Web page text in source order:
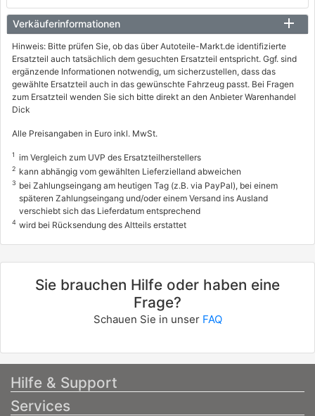
Verkäuferinformationen
Hinweis: Bitte prüfen Sie, ob das über Autoteile-Markt.de identifizierte
Ersatzteil auch tatsächlich dem gesuchten Ersatzteil entspricht. Ggf. sind
ergänzende Informationen notwendig, um sicherzustellen, dass das
gewählte Ersatzteil auch in das gewünschte Fahrzeug passt. Bei Fragen
zum Ersatzteil wenden Sie sich bitte direkt an den Anbieter Warenhandel
Dick
Alle Preisangaben in Euro inkl. MwSt.
1 im Vergleich zum UVP des Ersatzteilherstellers
2 kann abhängig vom gewählten Lieferzielland abweichen
3 bei Zahlungseingang am heutigen Tag (z.B. via PayPal), bei einem
späteren Zahlungseingang und/oder einem Versand ins Ausland
verschiebt sich das Lieferdatum entsprechend
4 wird bei Rücksendung des Altteils erstattet
Sie brauchen Hilfe oder haben eine
Frage?
Schauen Sie in unser FAQ
Hilfe & Support
Services